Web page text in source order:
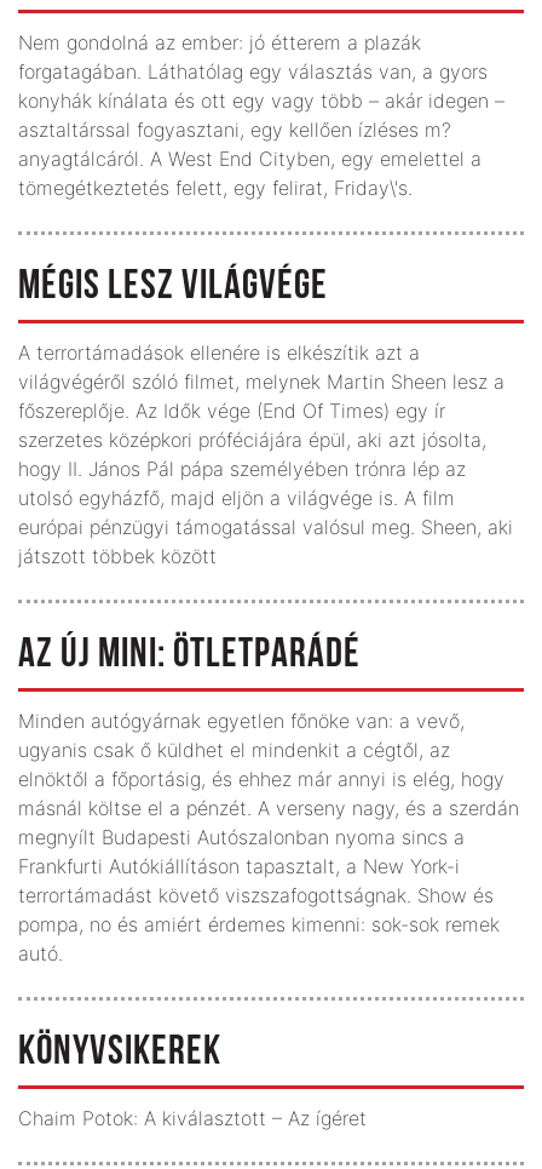
Nem gondolná az ember: jó étterem a plazák
forgatagában. Láthatólag egy választás van, a gyors
konyhák kínálata és ott egy vagy több – akár idegen –
asztaltárssal fogyasztani, egy kellően ízléses m?
anyagtálcáról. A West End Cityben, egy emelettel a
tömegétkeztetés felett, egy felirat, Friday\'s.
MÉGIS LESZ VILÁGVÉGE
A terrortámadások ellenére is elkészítik azt a
világvégéről szóló filmet, melynek Martin Sheen lesz a
főszereplője. Az Idők vége (End Of Times) egy ír
szerzetes középkori próféciájára épül, aki azt jósolta,
hogy II. János Pál pápa személyében trónra lép az
utolsó egyházfő, majd eljön a világvége is. A film
európai pénzügyi támogatással valósul meg. Sheen, aki
játszott többek között
AZ ÚJ MINI: ÖTLETPARÁDÉ
Minden autógyárnak egyetlen főnöke van: a vevő,
ugyanis csak ő küldhet el mindenkit a cégtől, az
elnöktől a főportásig, és ehhez már annyi is elég, hogy
másnál költse el a pénzét. A verseny nagy, és a szerdán
megnyílt Budapesti Autószalonban nyoma sincs a
Frankfurti Autókiállításon tapasztalt, a New York-i
terrortámadást követő viszszafogottságnak. Show és
pompa, no és amiért érdemes kimenni: sok-sok remek
autó.
KÖNYVSIKEREK
Chaim Potok: A kiválasztott – Az ígéret